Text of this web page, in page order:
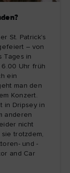
St. Patrick's
– von
Tages in
6.00 Uhr früh
ein
man den
Konzert.
in Dripsey in
anderen
nicht
trotzdem,
und -
and Car